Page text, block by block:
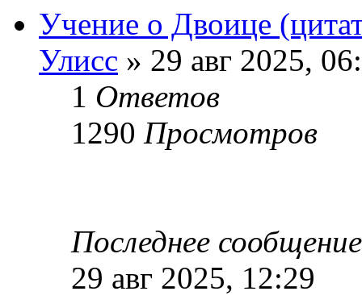
Учение о Двоице
Улисс » 29 авг 2025,
1 Ответов
1290 Просмотров
Последнее
29 авг 2025, 12:29